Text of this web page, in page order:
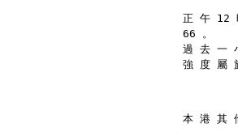
正 午 12
66 。
過 去 一
強 度 屬
本 港 其